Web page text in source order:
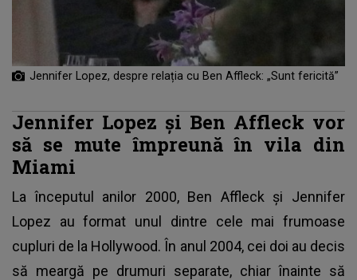
Jennifer Lopez, despre relația cu Ben Affleck: „Sunt fericită”
Jennifer Lopez și Ben Affleck vor
să se mute împreună în vila din
Miami
La începutul anilor 2000, Ben Affleck și Jennifer
Lopez au format unul dintre cele mai frumoase
cupluri de la Hollywood. În anul 2004, cei doi au decis
să meargă pe drumuri separate, chiar înainte să